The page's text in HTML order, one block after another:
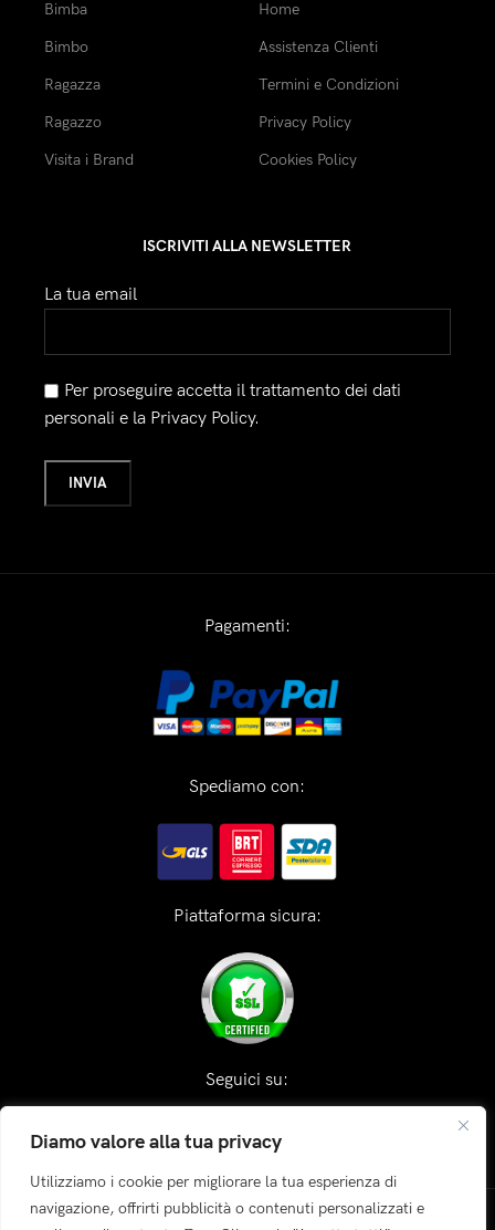
Diamo valore alla tua privacy
Utilizziamo i cookie per migliorare la tua esperienza di
navigazione, offrirti pubblicità o contenuti personalizzati e
Bimba
Bimbo
Ragazza
Ragazzo
Visita i Brand
Home
Assistenza Clienti
Termini e Condizioni
Privacy Policy
Cookies Policy
ISCRIVITI ALLA NEWSLETTER
La tua email
Per proseguire accetta il trattamento dei dati
personali e la Privacy Policy.
Pagamenti:
Spediamo con:
Piattaforma sicura:
Seguici su: